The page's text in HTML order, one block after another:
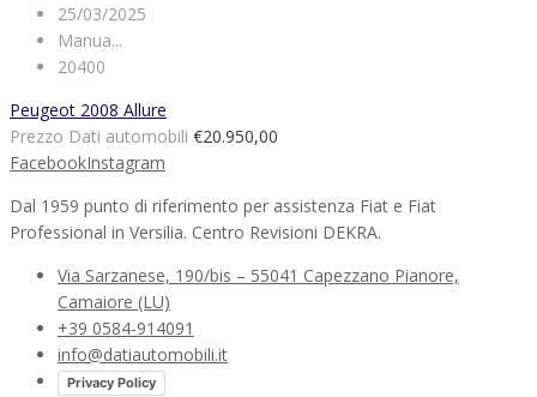
25/03/2025
Manua...
20400
Peugeot 2008 Allure
Prezzo Dati automobili €20.950,00
FacebookInstagram
Dal 1959 punto di riferimento per assistenza Fiat e Fiat
Professional in Versilia. Centro Revisioni DEKRA.
Via Sarzanese, 190/bis – 55041 Capezzano Pianore,
Camaiore (LU)
+39 0584-914091
info@datiautomobili.it
Privacy Policy